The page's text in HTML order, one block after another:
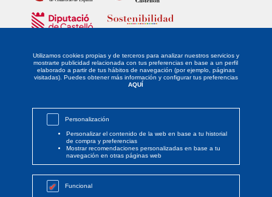
Utilizamos cookies propias y de terceros para analizar nuestros servicios y
mostrarte publicidad relacionada con tus preferencias en base a un perfil
elaborado a partir de tus hábitos de navegación (por ejemplo, páginas
visitadas). Puedes obtener más información y configurar tus preferencias
AQUÍ
Personalización
Personalizar el contenido de la web en base a tu historial
de compra y preferencias
Mostrar recomendaciones personalizadas en base a tu
navegación en otras páginas web
Funcional
Fondo Europeo de Desarrollo Regional
investigación de calidad.
La empresa DISTRIBUIDORA LEVANTINA DE ALIMENTACIÓN SL ha sido
beneficiaria del Fondo Europeo de Desarrollo Regional cuyo objetivo es
IGUALDAD, para apoyar la creación y consolidación de empresas
innovadoras. Esta acción ha tenido lugar durante el año 2021. Para ello
ha contado con el apoyo del PROGRAMA SOSTENIBILIDAD de la
Cámara de Comercio de Castellón y cofinanciado por la Excma.
Diputación de Castellón.